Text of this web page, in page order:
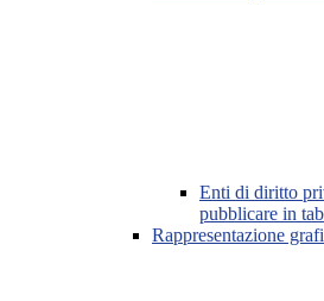
Enti di diritto
pubblicare in
Rappresentazione